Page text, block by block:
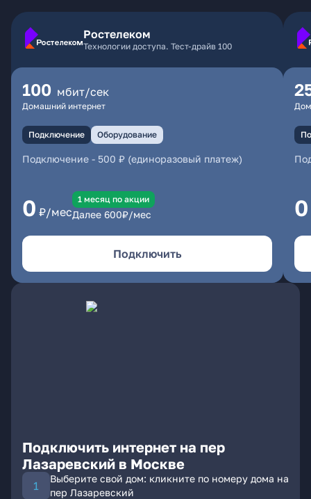
Ростелеком
Технологии доступа. Тест-драйв 100
100 мбит/сек
Домашний интернет
Подключение Оборудование
Подключение - 500 ₽ (единоразовый платеж)
0 ₽/мес
1 месяц по акции
Далее 600₽/мес
Подключить
0
Подключить интернет на пер
Лазаревский в Москве
Выберите свой дом: кликните по номеру дома на
пер Лазаревский